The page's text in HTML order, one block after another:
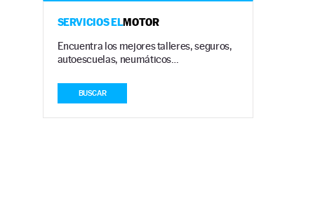
SERVICIOS ELMOTOR
Encuentra los mejores talleres, seguros,
autoescuelas, neumáticos…
BUSCAR